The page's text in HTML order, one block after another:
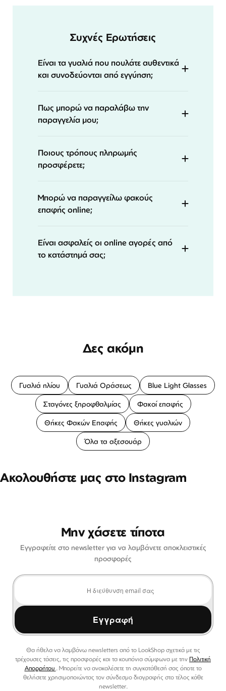
Συχνές Ερωτήσεις
Είναι τα γυαλιά που πουλάτε αυθεντικά
και συνοδεύονται από εγγύηση;
Πως μπορώ να παραλάβω την
παραγγελία μου;
Ποιους τρόπους πληρωμής
προσφέρετε;
Μπορώ να παραγγείλω φακούς
επαφής online;
Είναι ασφαλείς οι online αγορές από
το κατάστημά σας;
Δες ακόμη
Γυαλιά ηλίου Γυαλιά Οράσεως Blue Light Glasses
Σταγόνες ξηροφθαλμίας Φακοί επαφής
Θήκες Φακών Επαφής Θήκες γυαλιών
Όλα τα αξεσουάρ
Ακολουθήστε μας στο Instagram
Μην χάσετε τίποτα
Εγγραφείτε στο newsletter για να λαμβάνετε αποκλειστικές
προσφορές
Εγγραφή
Θα ήθελα να λαμβάνω newsletters από το LookShop σχετικά με τις
τρέχουσες τάσεις, τις προσφορές και τα κουπόνια σύμφωνα με την Πολιτική
Απορρήτου . Μπορείτε να ανακαλέσετε τη συγκατάθεσή σας όποτε το
θελήσετε χρησιμοποιώντας τον σύνδεσμο διαγραφής στο τέλος κάθε
newsletter.